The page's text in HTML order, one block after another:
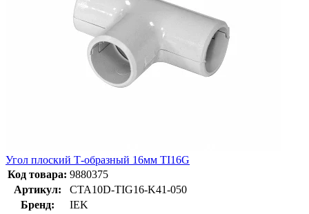
Угол плоский Т-образный 16мм TI16G
Код товара: 9880375
Артикул:
CTA10D-TIG16-K41-050
Бренд:
IEK